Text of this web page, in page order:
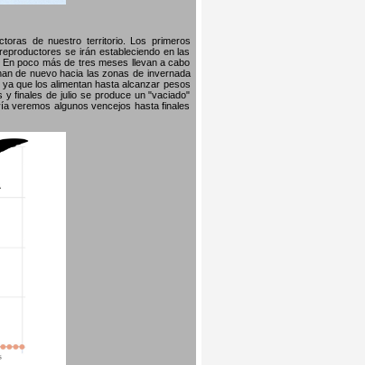
de nuestro territorio. Los primeros
se irán estableciendo en las
poco más de tres meses llevan a cabo
de nuevo hacia las zonas de invernada
que los alimentan hasta alcanzar pesos
finales de julio se produce un "vaciado"
veremos algunos vencejos hasta finales